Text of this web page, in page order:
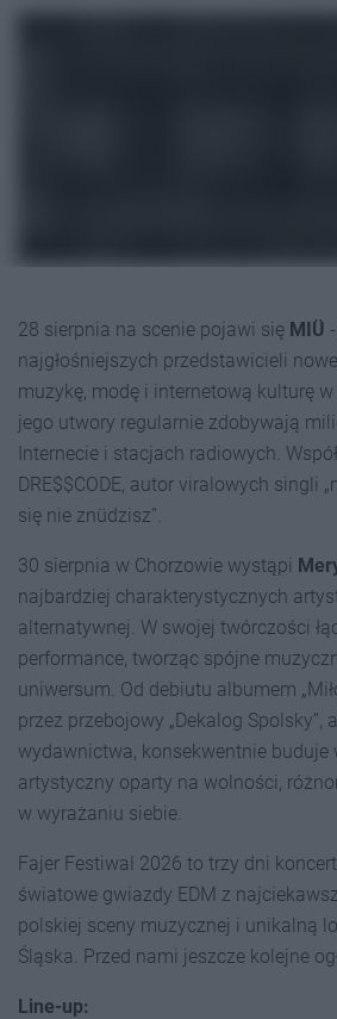
28 sierpnia na scenie pojawi się MIÜ
najgłośniejszych przedstawicieli
muzykę, modę i internetową kulturę
jego utwory regularnie zdobywają
Internecie i stacjach radiowych.
DRE$$CODE, autor viralowych singli
się nie znüdzisz”.
30 sierpnia w Chorzowie wystąpi
najbardziej charakterystycznych
alternatywnej. W swojej twórczości
performance, tworząc spójne
uniwersum. Od debiutu albumem
przez przebojowy „Dekalog Spolsky”,
wydawnictwa, konsekwentnie buduje
artystyczny oparty na wolności,
w wyrażaniu siebie.
Fajer Festiwal 2026 to trzy dni
światowe gwiazdy EDM z
polskiej sceny muzycznej i unikalną
Śląska. Przed nami jeszcze kolejne
Line-up: